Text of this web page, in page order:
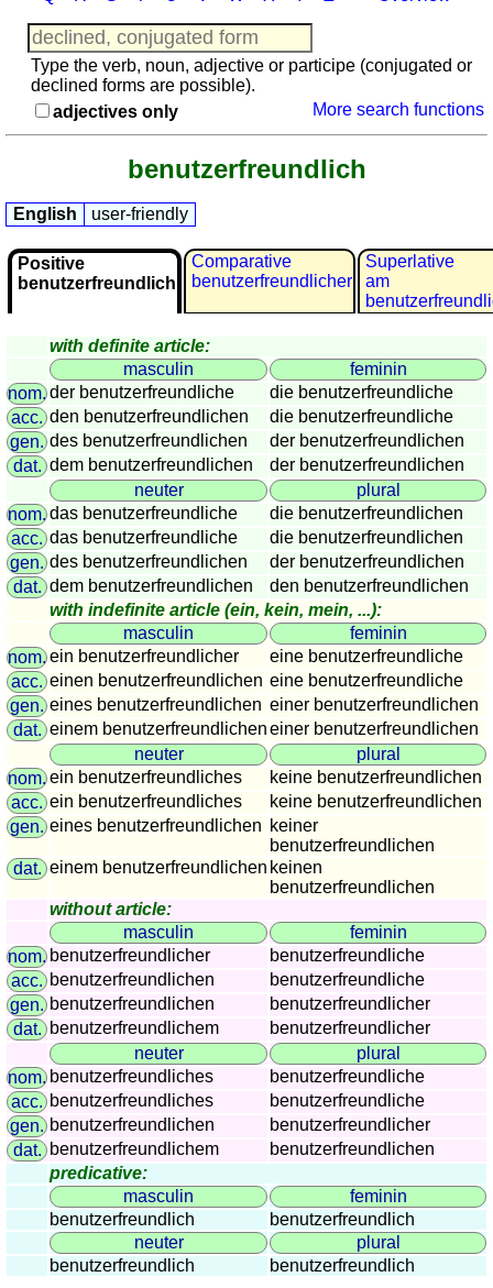
English
French
German
Italian
Portuguese
Romanian
Spanish
Dutch
Utilities
Unit
converters
Car
number
plates
Time
of
sunset
Bicycle
tours
Small
travel
vocabulary
(pdf)
GAMES
Geography
Quiz
of
coasts
and
rivers
Geography
quiz
Quiz
of
countries
Quiz
of
rivers
and
towns
Quiz
of
flags,
arms,
and
coins
Type the verb, noun, adjective or participe (conjugated or
declined forms are possible).
adjectives only
More search functions
benutzerfreundlich
English user-friendly
Positive
benutzerfreundlich
Comparative
benutzerfreundlicher
Superlative
am
with definite article:
masculin
feminin
nom.der benutzerfreundliche
die benutzerfreundliche
acc. den benutzerfreundlichen
die benutzerfreundliche
gen. des benutzerfreundlichen
der benutzerfreundlichen
dat. dem benutzerfreundlichen
der benutzerfreundlichen
neuter
plural
nom.das benutzerfreundliche
die benutzerfreundlichen
acc. das benutzerfreundliche
die benutzerfreundlichen
gen. des benutzerfreundlichen
der benutzerfreundlichen
dat. dem benutzerfreundlichen
den benutzerfreundlichen
with indefinite article (ein, kein, mein, ...):
masculin
feminin
nom.ein benutzerfreundlicher
eine benutzerfreundliche
acc. einen benutzerfreundlichen eine benutzerfreundliche
gen. eines benutzerfreundlichen einer benutzerfreundlichen
dat. einem benutzerfreundlicheneiner benutzerfreundlichen
neuter
plural
nom.ein benutzerfreundliches
keine benutzerfreundlichen
acc. ein benutzerfreundliches
keine benutzerfreundlichen
gen. eines benutzerfreundlichen keiner
benutzerfreundlichen
dat. einem benutzerfreundlichen keinen
benutzerfreundlichen
without article:
masculin
feminin
nom. benutzerfreundlicher
benutzerfreundliche
acc. benutzerfreundlichen
benutzerfreundliche
gen. benutzerfreundlichen
benutzerfreundlicher
dat. benutzerfreundlichem
benutzerfreundlicher
neuter
plural
nom. benutzerfreundliches
benutzerfreundliche
acc. benutzerfreundliches
benutzerfreundliche
gen. benutzerfreundlichen
benutzerfreundlicher
dat. benutzerfreundlichem
benutzerfreundlichen
predicative:
masculin
feminin
benutzerfreundlich
benutzerfreundlich
neuter
plural
benutzerfreundlich
benutzerfreundlich